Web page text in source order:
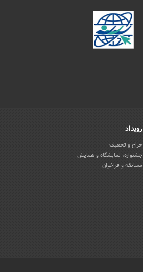
رویداد
حراج و تخفیف
جشنواره، نمایشگاه و همایش
مسابقه و فراخوان